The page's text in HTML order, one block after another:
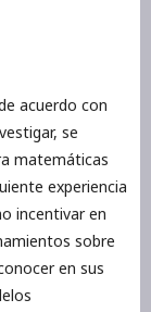
acuerdo con
se
matemáticas
experiencia
incentivar en
sobre
en sus